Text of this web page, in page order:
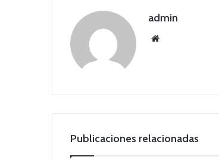
admin
Publicaciones relacionadas